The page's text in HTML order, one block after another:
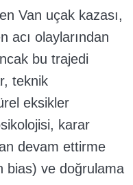
Van uçak kazası,
acı olaylarından
bu trajedi
teknik
eksikler
karar
devam ettirme
bias) ve doğrulama